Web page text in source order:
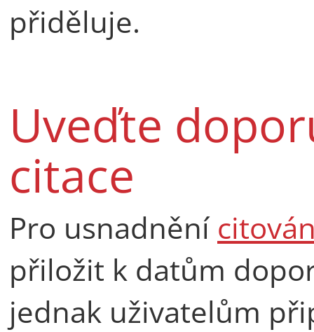
přiděluje.
Uveďte
citace
Pro usnadnění
přiložit k datům
jednak uživatelům